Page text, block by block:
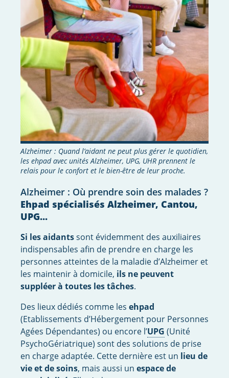
Alzheimer : Où prendre soin des malades ?
Ehpad spécialisés Alzheimer, Cantou,
UPG...
Si les aidantssont évidemment des auxiliaires
indispensables afin de prendre en charge les
personnes atteintes de la maladie d’Alzheimer et
les maintenir à domicile, ils ne peuvent
suppléer à toutes les tâches.
Des lieux dédiés comme les ehpad
(Etablissements d’Hébergement pour Personnes
Agées Dépendantes) ou encore l’UPG (Unité
PsychoGériatrique) sont des solutions de prise
en charge adaptée. Cette dernière est un lieu de
vie et de soins, mais aussi un espace de
Alzheimer : Quand l’aidant ne peut plus gérer le quotidien,
les ehpad avec unités Alzheimer, UPG, UHR prennent le
relais pour le confort et le bien-être de leur proche.